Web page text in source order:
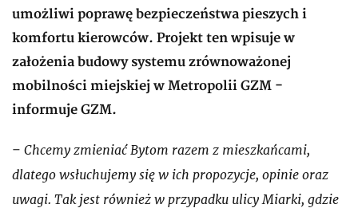
umożliwi poprawę bezpieczeństwa pieszych i
komfortu kierowców. Projekt ten wpisuje w
założenia budowy systemu zrównoważonej
mobilności miejskiej w Metropolii GZM -
informuje GZM.
– Chcemy zmieniać Bytom razem z mieszkańcami,
dlatego wsłuchujemy się w ich propozycje, opinie oraz
uwagi. Tak jest również w przypadku ulicy Miarki, gdzie